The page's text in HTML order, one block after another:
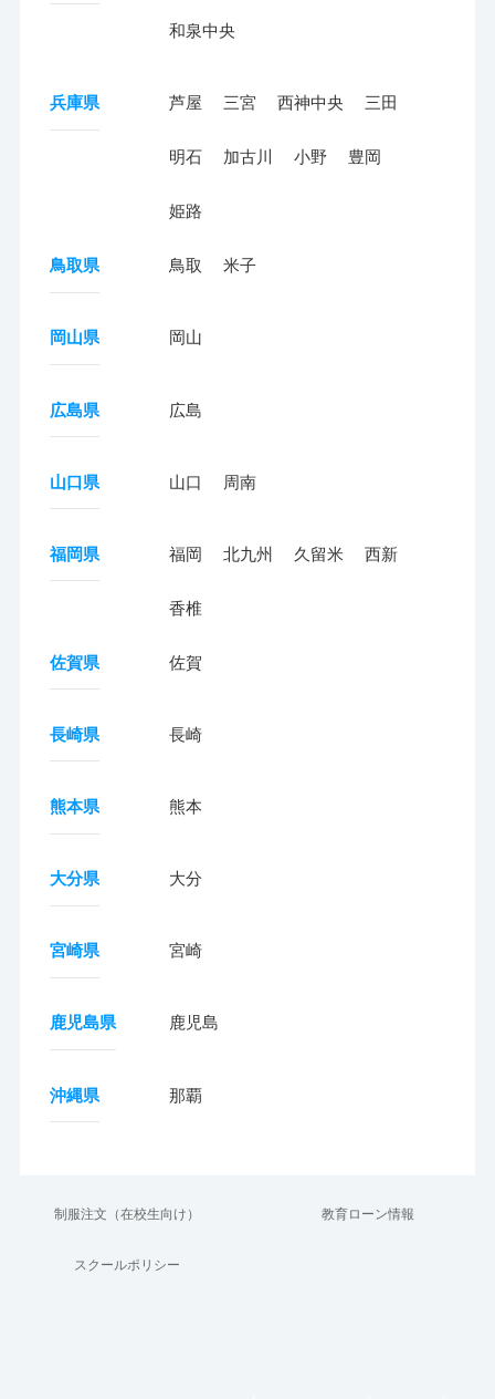
和泉中央
兵庫県 芦屋 三宮 西神中央 三田
明石 加古川 小野 豊岡
姫路
鳥取県 鳥取 米子
岡山県 岡山
広島県 広島
山口県 山口 周南
福岡県 福岡 北九州 久留米 西新
香椎
佐賀県 佐賀
長崎県 長崎
熊本県 熊本
大分県 大分
宮崎県 宮崎
鹿児島県 鹿児島
沖縄県 那覇
制服注文（在校生向け） 教育ローン情報
スクールポリシー